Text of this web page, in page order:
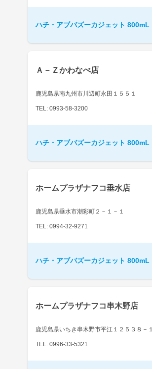
ハチ・アブバズーカジェット 800mL
Ａ－Ｚかわなべ店
鹿児島県南九州市川辺町永田１５５１
TEL: 0993-58-3200
ハチ・アブバズーカジェット 800mL
ホームプラザナフコ垂水店
鹿児島県垂水市潮彩町２－１－１
TEL: 0994-32-9271
ハチ・アブバズーカジェット 800mL
ホームプラザナフコ串木野店
鹿児島県いちき串木野市平江１２５３８－１
TEL: 0996-33-5321